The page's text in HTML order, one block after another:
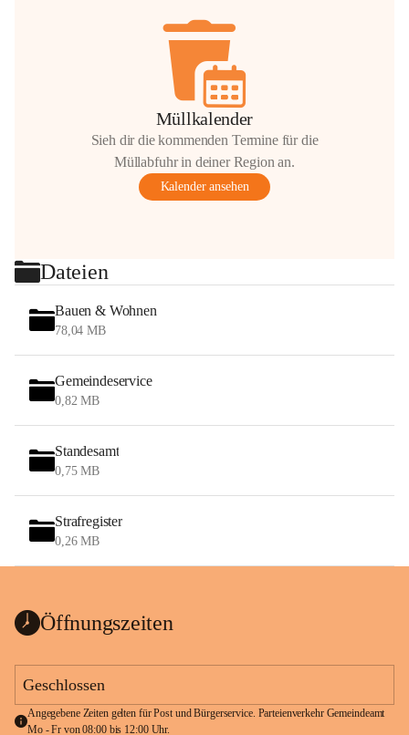
Müllkalender
Sieh dir die kommenden Termine für die
Müllabfuhr in deiner Region an.
Kalender ansehen
Dateien
Bauen & Wohnen
78,04 MB
Gemeindeservice
0,82 MB
Standesamt
0,75 MB
Strafregister
0,26 MB
Öffnungszeiten
Geschlossen
Angegebene Zeiten gelten für Post und Bürgerservice. Parteienverkehr Gemeindeamt
Mo - Fr von 08:00 bis 12:00 Uhr.